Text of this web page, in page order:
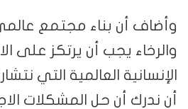
وأضاف أن بناء مجتمع
والرخاء يجب أن يرتكز على
الإنسانية العالمية التي
أن ندرك أن حل المشكلات